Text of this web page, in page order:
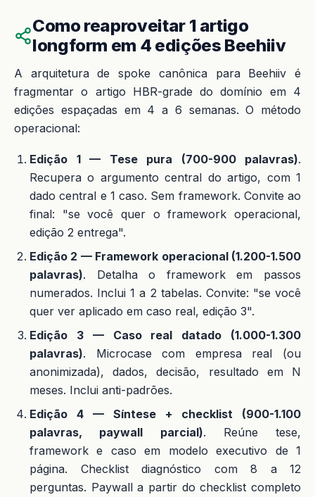
Como reaproveitar 1 artigo
longform em 4 edições Beehiiv
A arquitetura de spoke canônica para Beehiiv é
fragmentar o artigo HBR-grade do domínio em 4
edições espaçadas em 4 a 6 semanas. O método
operacional:
Edição 1 — Tese pura (700-900 palavras).
Recupera o argumento central do artigo, com 1
dado central e 1 caso. Sem framework. Convite ao
final: "se você quer o framework operacional,
edição 2 entrega".
Edição 2 — Framework operacional (1.200-1.500
palavras). Detalha o framework em passos
numerados. Inclui 1 a 2 tabelas. Convite: "se você
quer ver aplicado em caso real, edição 3".
Edição 3 — Caso real datado (1.000-1.300
palavras). Microcase com empresa real (ou
anonimizada), dados, decisão, resultado em N
meses. Inclui anti-padrões.
Edição 4 — Síntese + checklist (900-1.100
palavras, paywall parcial). Reúne tese,
framework e caso em modelo executivo de 1
página. Checklist diagnóstico com 8 a 12
perguntas. Paywall a partir do checklist completo